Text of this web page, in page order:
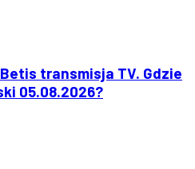
transmisja TV. Gdzie
05.08.2026?